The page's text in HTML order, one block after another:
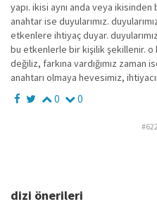
yapı. ikisi aynı anda veya
anahtar ise duyularımız.
etkenlere ihtiyaç duyar.
bu etkenlerle bir kişilik şekillenir. o
değiliz, farkına vardığımız zaman
anahtarı olmaya hevesimiz,
0 0
dizi önerileri